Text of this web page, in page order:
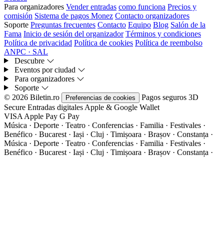
Para organizadores Vender entradas como funciona Precios y
comisión Sistema de pagos Monez Contacto organizadores
Soporte Preguntas frecuentes Contacto Equipo Blog Salón de la
Fama Inicio de sesión del organizador Términos y condiciones
Política de privacidad Política de cookies Política de reembolso
ANPC · SAL
Descubre
Eventos por ciudad
Para organizadores
Soporte
© 2026 Biletin.ro
Preferencias de cookies Pagos seguros 3D
Secure Entradas digitales Apple & Google Wallet
VISA Apple Pay G Pay
Música · Deporte · Teatro · Conferencias · Familia · Festivales ·
Benéfico · Bucarest · Iași · Cluj · Timișoara · Brașov · Constanța ·
Música · Deporte · Teatro · Conferencias · Familia · Festivales ·
Benéfico · Bucarest · Iași · Cluj · Timișoara · Brașov · Constanța ·